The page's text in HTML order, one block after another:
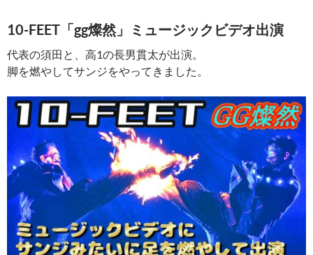
10-FEET「gg燦然」ミュージックビデオ出演
代表の須田と、高1の長男貫太が出演。
脚を燃やしてサンジをやってきました。